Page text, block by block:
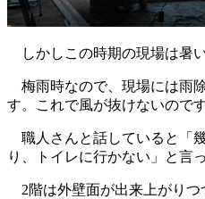
しかしこの時期の現場は暑い
梅雨時なので、現場には雨
す。これで風が抜けないのです
職人さんと話していると「
り、トイレに行かない」と言
2階は外壁面が出来上がりつ